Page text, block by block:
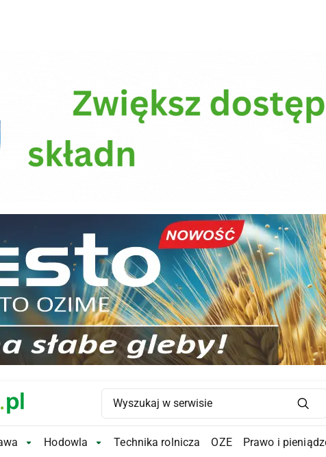
Main Navigation
Submenu
Uprawa Submenu
Hodowla Hodowla Submenu
Technika rolnicza OZE Prawo i